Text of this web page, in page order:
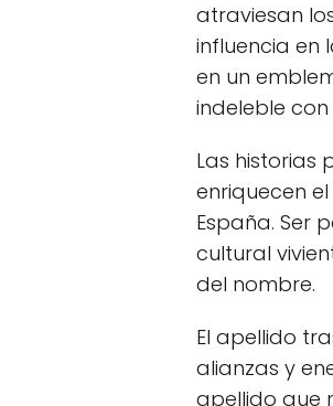
atraviesan
influencia en
en un
indeleble
Las historias
enriquecen
España. Ser
cultural
del nombre.
El apellido
alianzas y
apellido que